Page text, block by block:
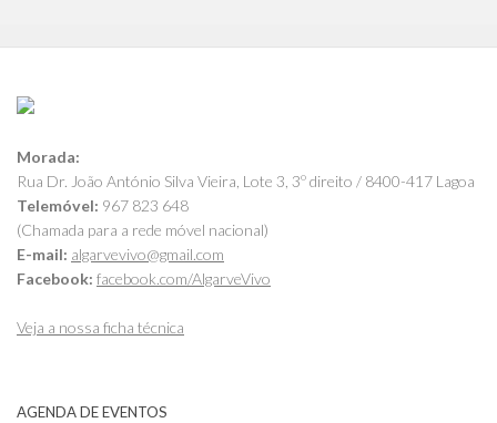
Morada:
Rua Dr. João António Silva Vieira, Lote 3, 3º direito / 8400-417 Lagoa
Telemóvel: 967 823 648
(Chamada para a rede móvel nacional)
E-mail: algarvevivo@gmail.com
Facebook: facebook.com/AlgarveVivo
Veja a nossa ficha técnica
AGENDA DE EVENTOS